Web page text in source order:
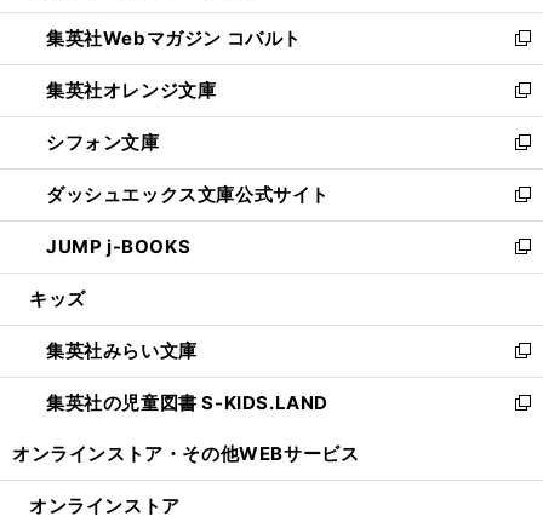
開
く
ウ
で
開
く
ン
ド
ウ
で
開
く
ウ
ィ
ン
ド
ウ
で
開
く
集英社Webマガジン コバルト
新
し
い
ウ
ィ
ン
ド
ウ
で
開
集英社オレンジ文庫
新
し
い
ウ
ィ
ン
ド
ウ
開
く
シフォン文庫
新
し
い
ウ
ィ
ン
ウ
で
開
く
ダッシュエックス文庫公式サイト
新
し
い
ウ
ン
ド
ウ
で
JUMP j-BOOKS
新
し
ウ
ィ
ン
ド
開
キッズ
集英社みらい文庫
新
し
い
ン
集英社の児童図書 S-KIDS.LAND
新
ウ
オンラインストア・ その他WEBサービス
オンラインストア